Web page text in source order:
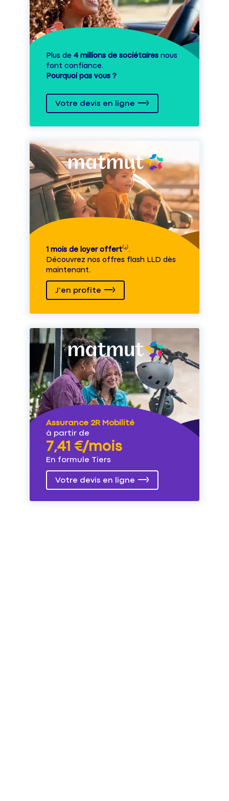
Plus de 4 millions de sociétaires nous
font confiance.
Pourquoi pas vous ?
Votre devis en ligne
1 mois de loyer offert⁽⁴⁾.
Découvrez nos offres flash LLD dès
maintenant.
J'en profite
Assurance 2R Mobilité
à partir de
7,41 €/mois
En formule Tiers
Votre devis en ligne